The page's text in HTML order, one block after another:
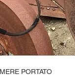
PORTATO